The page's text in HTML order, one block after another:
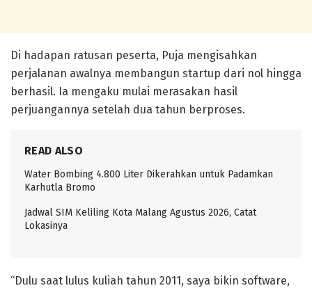
Di hadapan ratusan peserta, Puja mengisahkan
perjalanan awalnya membangun startup dari nol hingga
berhasil. Ia mengaku mulai merasakan hasil
perjuangannya setelah dua tahun berproses.
READ ALSO
Water Bombing 4.800 Liter Dikerahkan untuk Padamkan
Karhutla Bromo
Jadwal SIM Keliling Kota Malang Agustus 2026, Catat
Lokasinya
“Dulu saat lulus kuliah tahun 2011, saya bikin software,